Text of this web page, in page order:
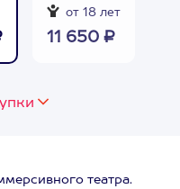
от 18 лет
11 650 ₽
театра.